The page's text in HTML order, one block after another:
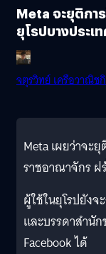
Meta จะยุติกา
ยุโรปบางประเ
จตุรวิทย์ เครือวาณิช
Meta เผยว่าจะ
ราชอาณาจักร ฝ
ผู้ใช้ในยุโรปยังจ
และบรรดาสำนั
Facebook ได้